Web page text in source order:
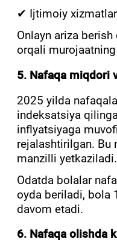
✔ Ijtimoiy
Onlayn ariza berish
orqali
5. Nafaqa miqdori
2025 yilda
indeksatsiya
inflyatsiyaga
rejalashtirilgan. Bu
manzilli yetkaziladi.
Odatda bolalar
oyda beriladi, bola
davom etadi.
6. Nafaqa olishda